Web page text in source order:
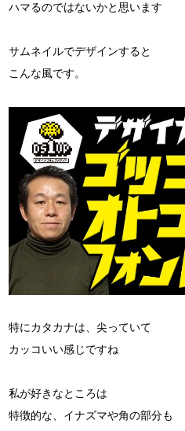
ハマるのではないかと思います
サムネイルでデザインすると
こんな風です。
特にカタカナは、尖っていて
カッコいい感じですね
私が好きなところは
特徴的な、イナズマや角の部分も